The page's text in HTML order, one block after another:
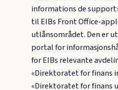
informations de
til EIBs Front Office-
utlånsområdet. Den er
portal for
for EIBs relevante
«Direktoratet for finans
«Direktoratet for finans